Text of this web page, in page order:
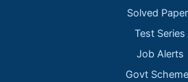
Solved
Test Series
Job Alerts
Govt